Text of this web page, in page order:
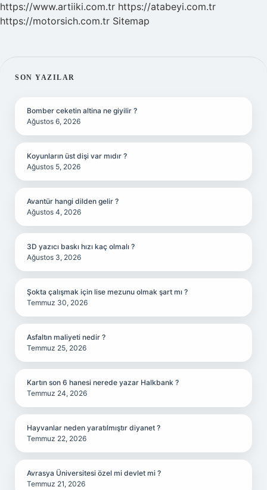
https://www.artiiki.com.tr https://atabeyi.com.tr
https://motorsich.com.tr Sitemap
SIDEBAR
SON YAZILAR
Bomber ceketin altina ne giyilir ?
Ağustos 6, 2026
Koyunların üst dişi var mıdır ?
Ağustos 5, 2026
Avantür hangi dilden gelir ?
Ağustos 4, 2026
3D yazıcı baskı hızı kaç olmalı ?
Ağustos 3, 2026
Şokta çalışmak için lise mezunu olmak şart mı ?
Temmuz 30, 2026
Asfaltın maliyeti nedir ?
Temmuz 25, 2026
Kartın son 6 hanesi nerede yazar Halkbank ?
Temmuz 24, 2026
Hayvanlar neden yaratılmıştır diyanet ?
Temmuz 22, 2026
Avrasya Üniversitesi özel mi devlet mi ?
Temmuz 21, 2026